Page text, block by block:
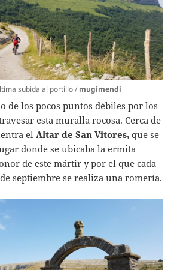
subida al portillo / mugimendi
de los pocos puntos débiles por los
esta muralla rocosa. Cerca de
elAltar de San Vitores,que se
donde se ubicaba la ermita
de este mártir y por el que cada
septiembre se realiza una romería.